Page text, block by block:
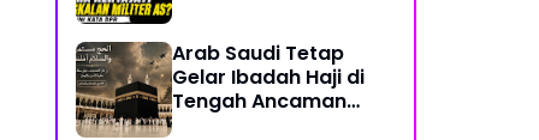
Arab Saudi Tetap
Gelar Ibadah Haji di
Tengah Ancaman